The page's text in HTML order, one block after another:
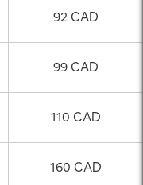
92 CAD
99 CAD
110 CAD
160 CAD